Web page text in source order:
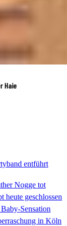
Haie
entführt
Nogge tot
heute geschlossen
Sensation
in Köln